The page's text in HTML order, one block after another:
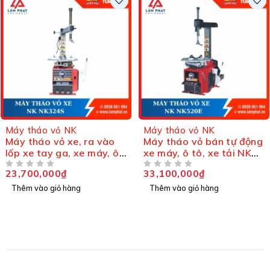
Máy tháo vỏ NK
Máy tháo vỏ xe, ra vào
lốp xe tay ga, xe máy, ô
tô, xe tải NK NK324S
23,700,000₫
Thêm vào giỏ hàng
Máy tháo vỏ NK
Máy tháo vỏ bán tự động
xe máy, ô tô, xe tải NK
NK520E
33,100,000₫
Thêm vào giỏ hàng